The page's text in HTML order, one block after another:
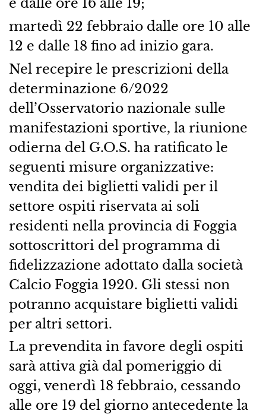
martedì 22 febbraio dalle ore 10 alle
12 e dalle 18 fino ad inizio gara.
Nel recepire le prescrizioni della
determinazione 6/2022
dell’Osservatorio nazionale sulle
manifestazioni sportive, la riunione
odierna del G.O.S. ha ratificato le
seguenti misure organizzative:
vendita dei biglietti validi per il
settore ospiti riservata ai soli
residenti nella provincia di Foggia
sottoscrittori del programma di
fidelizzazione adottato dalla società
Calcio Foggia 1920. Gli stessi non
potranno acquistare biglietti validi
per altri settori.
La prevendita in favore degli ospiti
sarà attiva già dal pomeriggio di
oggi, venerdì 18 febbraio, cessando
alle ore 19 del giorno antecedente la